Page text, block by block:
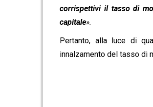
corrispettivi il tasso di
capitale».
Pertanto, alla luce di
innalzamento del tasso di